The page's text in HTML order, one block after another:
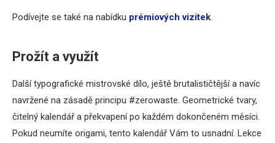
Podívejte se také na nabídku prémiových vizitek.
Prožít a využít
Další typografické mistrovské dílo, ještě brutalističtější a navíc
navržené na zásadě principu #zerowaste. Geometrické tvary,
čitelný kalendář a překvapení po každém dokončeném měsíci.
Pokud neumíte origami, tento kalendář Vám to usnadní. Lekce